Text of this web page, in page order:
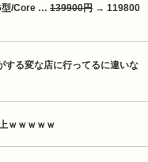
型/Core … 139900円 → 119800
する変な店に行ってるに違いな
ｗｗｗｗｗ